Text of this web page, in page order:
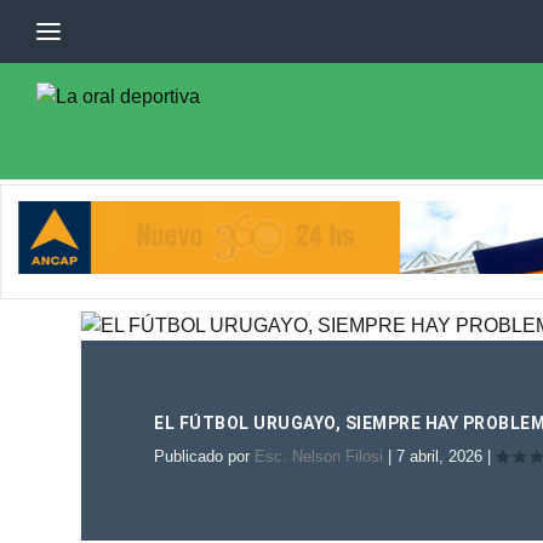
EL FÚTBOL URUGAYO, SIEMPRE HAY
Publicado por Esc. Nelson Filosi |7 abril, 2026